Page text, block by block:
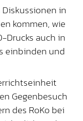
in
kommen, wie
Drucks auch in
einbinden und
Gegenbesuch
des RoKo bei